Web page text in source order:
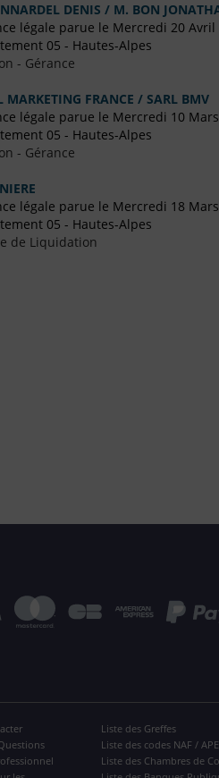
DENIS / M. BON
légale parue le Mercredi 20 Avril
05 - Hautes-Alpes
- Gérance
MARKETING FRANCE / SARL BMV
légale parue le Mercredi 10 Mars
05 - Hautes-Alpes
- Gérance
légale parue le Mercredi 18
05 - Hautes-Alpes
de Liquidation
Liste des Greffes
Liste des codes NAF / APE
Liste des Chambres de